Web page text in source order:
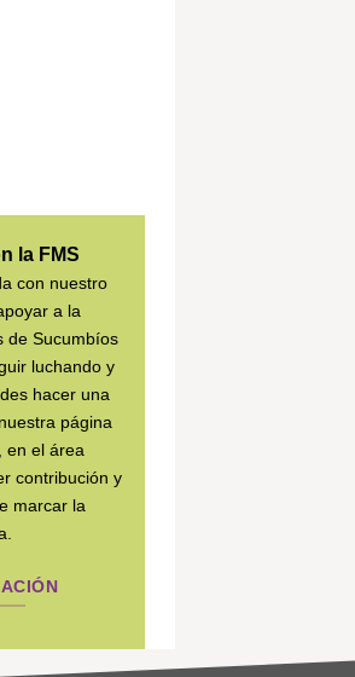
la FMS
con nuestro
a la
de Sucumbíos
luchando y
hacer una
página
en el área
contribución y
marcar la